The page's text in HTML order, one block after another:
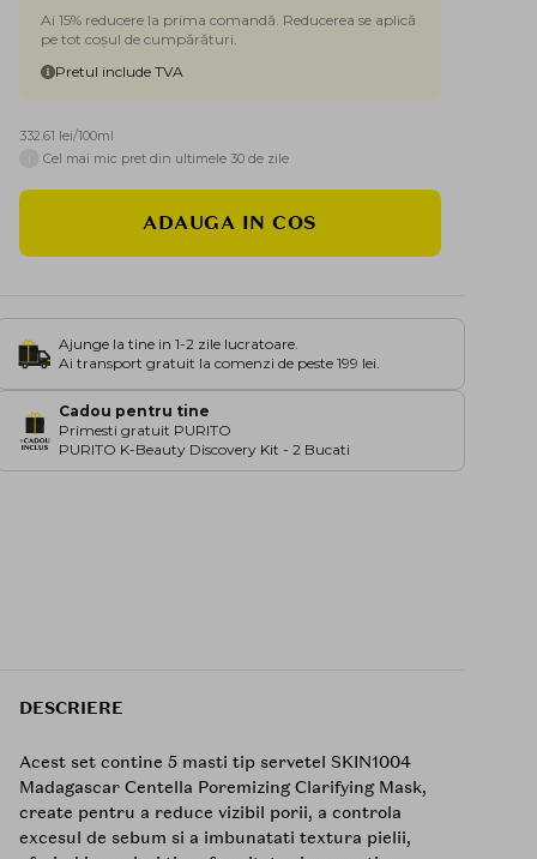
Ai 15% reducere la prima comandă. Reducerea se aplică
pe tot coșul de cumpărături.
Pretul include TVA
332.61 lei/100ml
Cel mai mic pret din ultimele 30 de zile
ADAUGA IN COS
Ajunge la tine in 1-2 zile lucratoare.
Ai transport gratuit la comenzi de peste 199 lei.
Cadou pentru tine
Primesti gratuit PURITO
PURITO K-Beauty Discovery Kit - 2 Bucati
DESCRIERE
Acest set contine 5 masti tip servetel SKIN1004
Madagascar Centella Poremizing Clarifying Mask,
create pentru a reduce vizibil porii, a controla
excesul de sebum si a imbunatati textura pielii,